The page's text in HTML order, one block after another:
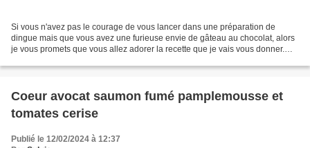
Si vous n'avez pas le courage de vous lancer dans une préparation de
dingue mais que vous avez une furieuse envie de gâteau au chocolat, alors
je vous promets que vous allez adorer la recette que je vais vous donner.
Coeur avocat saumon fumé pamplemousse et
tomates cerise
Publié le 12/02/2024 à 12:37